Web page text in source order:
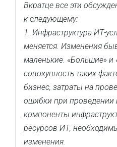
Вкратце все эти
к следующему:
1. Инфраструктура ИТ-
меняется. Изменения
маленькие. «Большие» и
совокупность таких
бизнес, затраты на
ошибки при проведении
компоненты
ресурсов ИТ,
изменения.